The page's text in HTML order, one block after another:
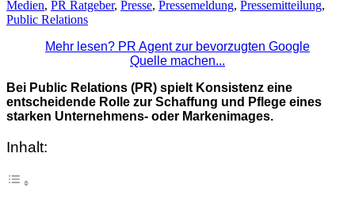
Medien, PR Ratgeber, Presse, Pressemeldung, Pressemitteilung,
Public Relations
Mehr lesen? PR Agent zur bevorzugten Google
Quelle machen...
Bei Public Relations (PR) spielt Konsistenz eine
entscheidende Rolle zur Schaffung und Pflege eines
starken Unternehmens- oder Markenimages.
Inhalt: